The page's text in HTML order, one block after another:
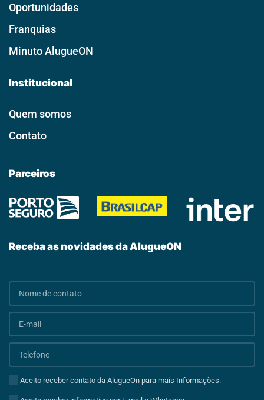
Oportunidades
Franquias
Minuto AlugueON
Institucional
Quem somos
Contato
Parceiros
Receba as novidades da AlugueON
Aceito receber contato da AlugueOn para mais Informações.